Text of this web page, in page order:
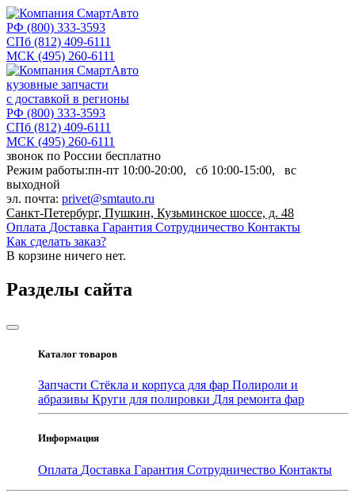
РФ (800) 333-3593
СПб (812) 409-6111
МСК (495) 260-6111
кузовные запчасти
с доставкой в регионы
РФ (800) 333-3593
СПб (812) 409-6111
МСК (495) 260-6111
звонок по России бесплатно
Режим работы:пн-пт 10:00-20:00, сб 10:00-15:00, вс
выходной
эл. почта: privet@smtauto.ru
Санкт-Петербург, Пушкин, Кузьминское шоссе, д. 48
Оплата Доставка Гарантия Сотрудничество Контакты
Как сделать заказ?
В корзине ничего нет.
Разделы сайта
Каталог товаров
Запчасти Стёкла и корпуса для фар Полироли и
абразивы Круги для полировки Для ремонта фар
Информация
Оплата Доставка Гарантия Сотрудничество Контакты